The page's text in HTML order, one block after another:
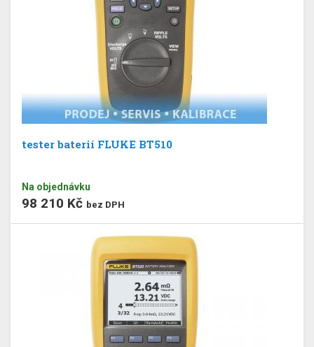
tester baterií FLUKE BT510
Na objednávku
98 210 Kč bez DPH